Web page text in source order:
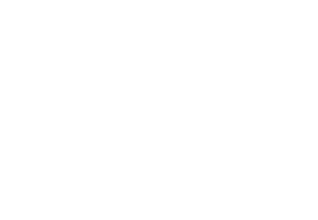
Blikje Sardines